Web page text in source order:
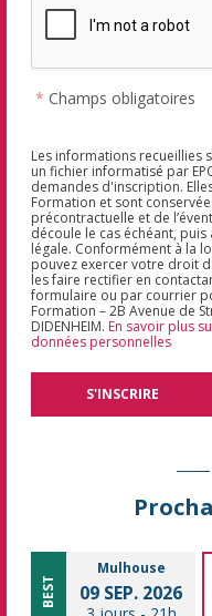
* Champs obligatoires
Les informations recueillies
un fichier informatisé par
demandes d'inscription.
Formation et sont
précontractuelle et de
découle le cas échéant,
légale. Conformément à la
pouvez exercer votre droit
les faire rectifier en
formulaire ou par courrier
Formation – 2B Avenue de
DIDENHEIM. En savoir plus
données personnelles
BEST
Mulhouse
09 SEP. 2026